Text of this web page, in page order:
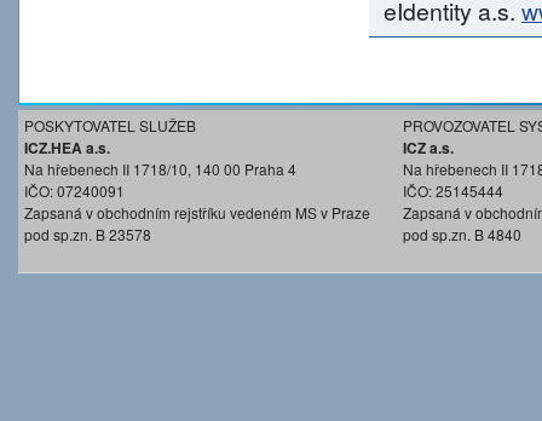
eIdentity a.s.
POSKYTOVATEL SLUŽEB
ICZ.HEA a.s.
Na hřebenech II 1718/10, 140 00 Praha 4
IČO: 07240091
Zapsaná v obchodním rejstříku vedeném MS v Praze
pod sp.zn. B 23578
PROVOZOVATEL
ICZ a.s.
Na hřebenech II
IČO: 25145444
Zapsaná v
pod sp.zn. B 4840